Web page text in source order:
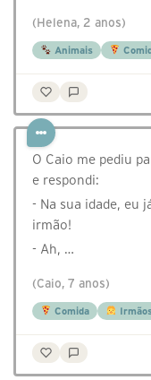
(Helena, 2 anos)
Animais
O Caio me pediu
e respondi:
- Na sua idade, eu
irmão!
- Ah, …
(Caio, 7 anos)
Comida